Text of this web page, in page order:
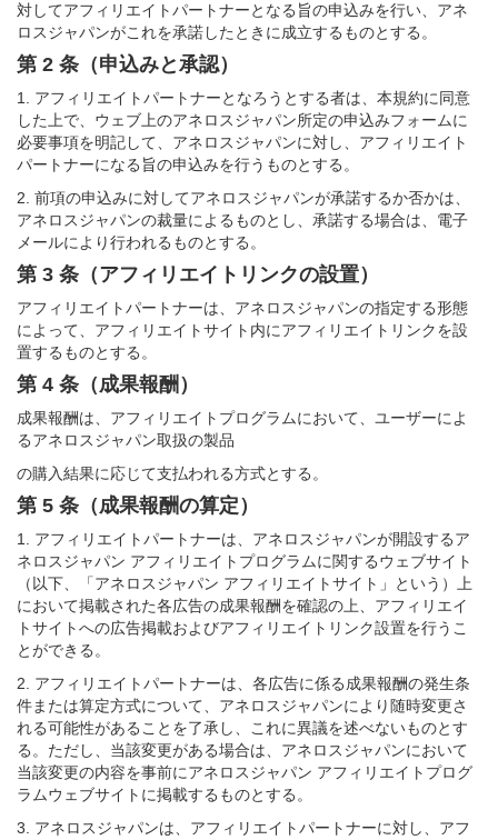
対してアフィリエイトパートナーとなる旨の申込みを行い、アネ
ロスジャパンがこれを承諾したときに成立するものとする。
第 2 条（申込みと承認）
1. アフィリエイトパートナーとなろうとする者は、本規約に同意
した上で、ウェブ上のアネロスジャパン所定の申込みフォームに
必要事項を明記して、アネロスジャパンに対し、アフィリエイト
パートナーになる旨の申込みを行うものとする。
2. 前項の申込みに対してアネロスジャパンが承諾するか否かは、
アネロスジャパンの裁量によるものとし、承諾する場合は、電子
メールにより行われるものとする。
第 3 条（アフィリエイトリンクの設置）
アフィリエイトパートナーは、アネロスジャパンの指定する形態
によって、アフィリエイトサイト内にアフィリエイトリンクを設
置するものとする。
第 4 条（成果報酬）
成果報酬は、アフィリエイトプログラムにおいて、ユーザーによ
るアネロスジャパン取扱の製品
の購入結果に応じて支払われる方式とする。
第 5 条（成果報酬の算定）
1. アフィリエイトパートナーは、アネロスジャパンが開設するア
ネロスジャパン アフィリエイトプログラムに関するウェブサイト
（以下、「アネロスジャパン アフィリエイトサイト」という）上
において掲載された各広告の成果報酬を確認の上、アフィリエイ
トサイトへの広告掲載およびアフィリエイトリンク設置を行うこ
とができる。
2. アフィリエイトパートナーは、各広告に係る成果報酬の発生条
件または算定方式について、アネロスジャパンにより随時変更さ
れる可能性があることを了承し、これに異議を述べないものとす
る。ただし、当該変更がある場合は、アネロスジャパンにおいて
当該変更の内容を事前にアネロスジャパン アフィリエイトプログ
ラムウェブサイトに掲載するものとする。
3. アネロスジャパンは、アフィリエイトパートナーに対し、アフ